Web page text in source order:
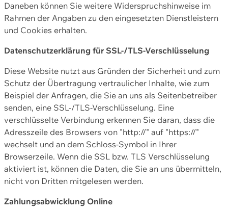
Daneben können Sie weitere Widerspruchshinweise im
Rahmen der Angaben zu den eingesetzten Dienstleistern
und Cookies erhalten.
Datenschutzerklärung für SSL-/TLS-Verschlüsselung
Diese Website nutzt aus Gründen der Sicherheit und zum
Schutz der Übertragung vertraulicher Inhalte, wie zum
Beispiel der Anfragen, die Sie an uns als Seitenbetreiber
senden, eine SSL-/TLS-Verschlüsselung. Eine
verschlüsselte Verbindung erkennen Sie daran, dass die
Adresszeile des Browsers von "http://" auf "https://"
wechselt und an dem Schloss-Symbol in Ihrer
Browserzeile. Wenn die SSL bzw. TLS Verschlüsselung
aktiviert ist, können die Daten, die Sie an uns übermitteln,
nicht von Dritten mitgelesen werden.
Zahlungsabwicklung Online